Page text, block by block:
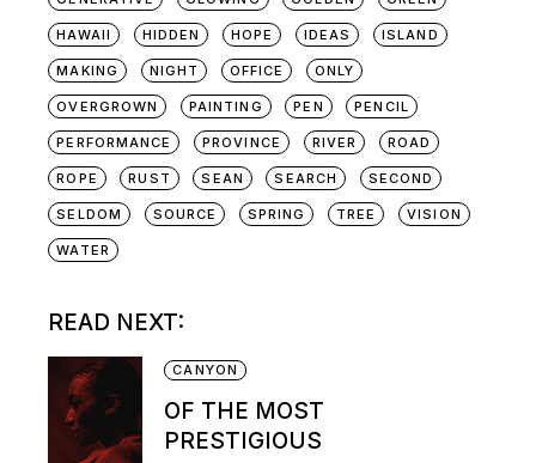
HAWAII HIDDEN HOPE IDEAS ISLAND
MAKING NIGHT OFFICE ONLY
OVERGROWN PAINTING PEN PENCIL
PERFORMANCE PROVINCE RIVER ROAD
ROPE RUST SEAN SEARCH SECOND
SELDOM SOURCE SPRING TREE VISION
WATER
READ NEXT:
CANYON
OF THE MOST
PRESTIGIOUS